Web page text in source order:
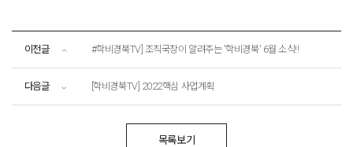
이전글 #학비경북TV] 조직국장이 알려주는 '학비경북' 6월 소식!!
다음글 [학비경북TV] 2022핵심 사업계획
목록보기